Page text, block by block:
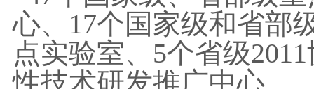
心、17个国家级和省部
点实验室、5个省级
性技术研发推广中心